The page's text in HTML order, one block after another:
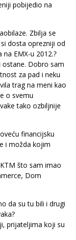
pobijedio na
Zbilja se
dosta oprezniji od
EMX-u 2012.?
Dobro sam
za pad i neku
trag na meni kao
o svemu
tako ozbiljnije
financijsku
i možda kojim
što sam imao
Dom
da su tu bili i drugi
prijateljima koji su